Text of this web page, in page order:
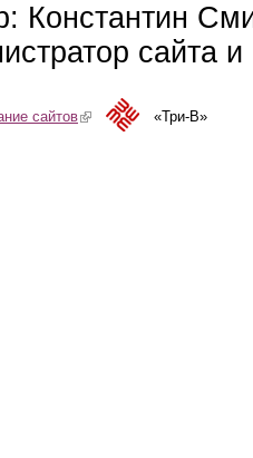
Константин
сайта
сайтов(link is external)«Три-В»